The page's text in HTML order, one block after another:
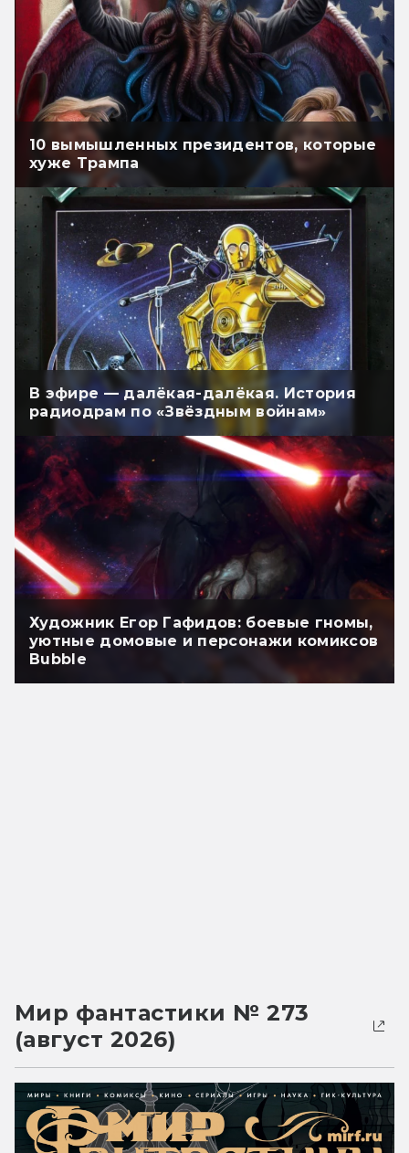
10 вымышленных президентов, которые
хуже Трампа
В эфире — далёкая-далёкая. История
радиодрам по «Звёздным войнам»
Художник Егор Гафидов: боевые гномы,
уютные домовые и персонажи комиксов
Bubble
Мир фантастики № 273
(август 2026)